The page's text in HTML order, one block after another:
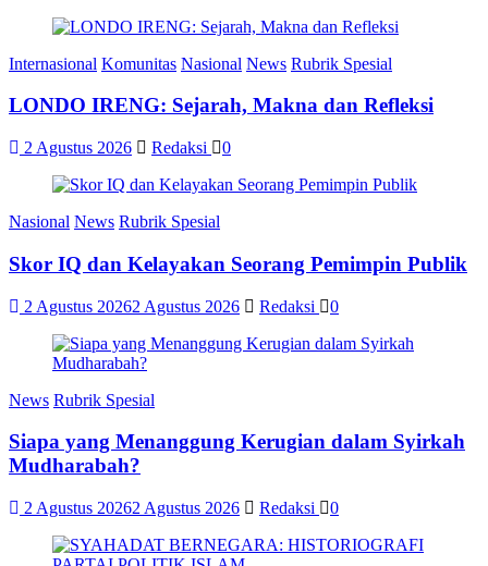
Internasional Komunitas Nasional News Rubrik Spesial
LONDO IRENG: Sejarah, Makna dan Refleksi
2 Agustus 2026 Redaksi 0
Nasional News Rubrik Spesial
Skor IQ dan Kelayakan Seorang Pemimpin Publik
2 Agustus 20262 Agustus 2026 Redaksi 0
News Rubrik Spesial
Siapa yang Menanggung Kerugian dalam Syirkah
Mudharabah?
2 Agustus 20262 Agustus 2026 Redaksi 0